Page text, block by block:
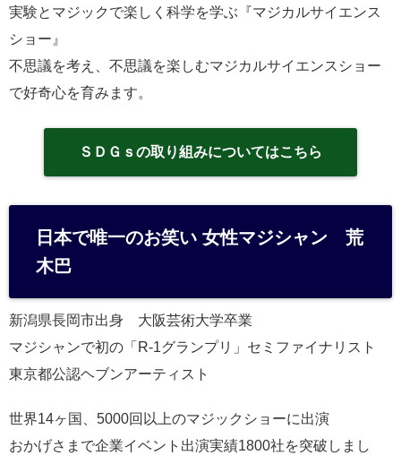
実験とマジックで楽しく科学を学ぶ『マジカルサイエンス
ショー』
不思議を考え、不思議を楽しむマジカルサイエンスショー
で好奇心を育みます。
ＳＤＧｓの取り組みについてはこちら
日本で唯一のお笑い 女性マジシャン 荒
木巴
新潟県長岡市出身 大阪芸術大学卒業
マジシャンで初の「R-1グランプリ」セミファイナリスト
東京都公認ヘブンアーティスト
世界14ヶ国、5000回以上のマジックショーに出演
おかげさまで企業イベント出演実績1800社を突破しまし